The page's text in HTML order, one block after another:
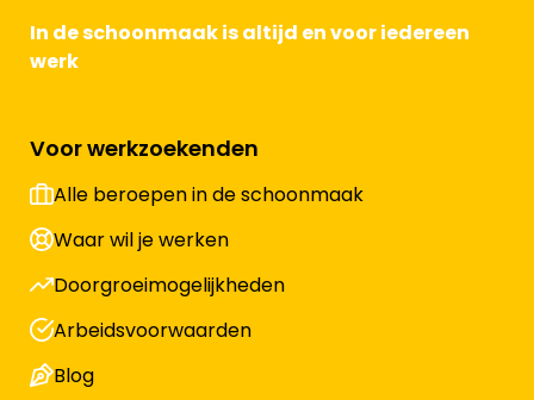
In de schoonmaak is altijd en voor iedereen
werk
Voor werkzoekenden
Alle beroepen in de schoonmaak
Waar wil je werken
Doorgroeimogelijkheden
Arbeidsvoorwaarden
Blog